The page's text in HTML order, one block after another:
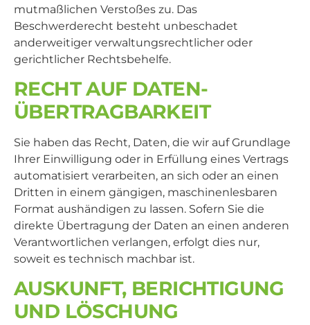
mutmaßlichen Verstoßes zu. Das
Beschwerderecht besteht unbeschadet
anderweitiger verwaltungsrechtlicher oder
gerichtlicher Rechtsbehelfe.
RECHT AUF DATEN­
ÜBERTRAG­BARKEIT
Sie haben das Recht, Daten, die wir auf Grundlage
Ihrer Einwilligung oder in Erfüllung eines Vertrags
automatisiert verarbeiten, an sich oder an einen
Dritten in einem gängigen, maschinenlesbaren
Format aushändigen zu lassen. Sofern Sie die
direkte Übertragung der Daten an einen anderen
Verantwortlichen verlangen, erfolgt dies nur,
soweit es technisch machbar ist.
AUSKUNFT, BERICHTIGUNG
UND LÖSCHUNG